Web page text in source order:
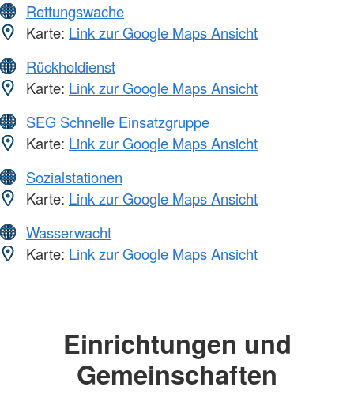
Rettungswache
Karte: Link zur Google Maps Ansicht
Rückholdienst
Karte: Link zur Google Maps Ansicht
SEG Schnelle Einsatzgruppe
Karte: Link zur Google Maps Ansicht
Sozialstationen
Karte: Link zur Google Maps Ansicht
Wasserwacht
Karte: Link zur Google Maps Ansicht
Einrichtungen und
Gemeinschaften